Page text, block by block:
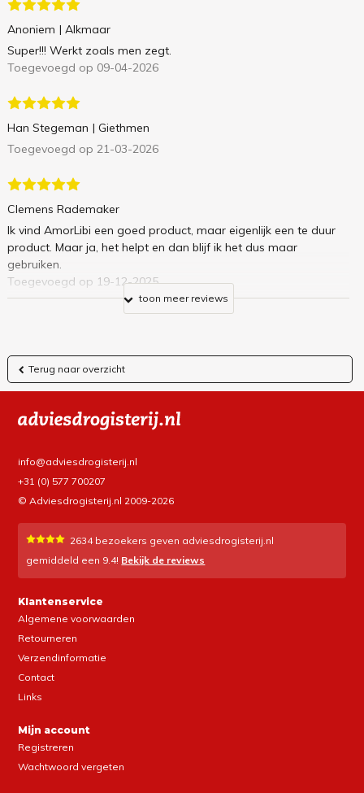
Anoniem | Alkmaar
Super!!! Werkt zoals men zegt.
Toegevoegd op 09-04-2026
Han Stegeman | Giethmen
Toegevoegd op 21-03-2026
Clemens Rademaker
Ik vind AmorLibi een goed product, maar eigenlijk een te duur
product. Maar ja, het helpt en dan blijf ik het dus maar
gebruiken.
Toegevoegd op 19-12-2025
toon meer reviews
Terug naar overzicht
info@adviesdrogisterij.nl
+31 (0) 577 700207
© Adviesdrogisterij.nl 2009-2026
2634bezoekers geven adviesdrogisterij.nl
gemiddeld een 9.4! Bekijk de reviews
Klantenservice
Algemene voorwaarden
Retourneren
Verzendinformatie
Contact
Links
Mijn account
Registreren
Wachtwoord vergeten